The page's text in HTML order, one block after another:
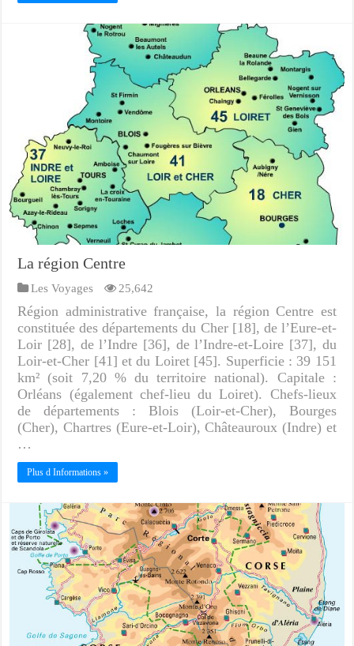
La région Centre
Les Voyages 25,642
Région administrative française, la région Centre est
constituée des départements du Cher [18], de l’Eure-et-
Loir [28], de l’Indre [36], de l’Indre-et-Loire [37], du
Loir-et-Cher [41] et du Loiret [45]. Superficie : 39 151
km² (soit 7,20 % du territoire national). Capitale :
Orléans (également chef-lieu du Loiret). Chefs-lieux
de départements : Blois (Loir-et-Cher), Bourges
(Cher), Chartres (Eure-et-Loir), Châteauroux (Indre) et
…
Plus d Informations »